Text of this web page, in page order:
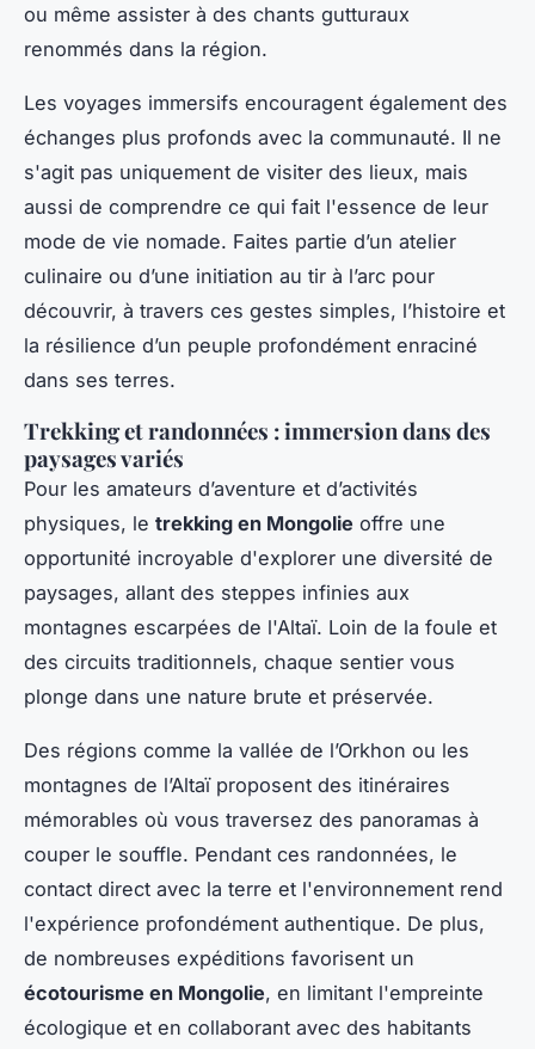
ou même assister à des chants gutturaux
renommés dans la région.
Les voyages immersifs encouragent également des
échanges plus profonds avec la communauté. Il ne
s'agit pas uniquement de visiter des lieux, mais
aussi de comprendre ce qui fait l'essence de leur
mode de vie nomade. Faites partie d’un atelier
culinaire ou d’une initiation au tir à l’arc pour
découvrir, à travers ces gestes simples, l’histoire et
la résilience d’un peuple profondément enraciné
dans ses terres.
Trekking et randonnées : immersion dans des
paysages variés
Pour les amateurs d’aventure et d’activités
physiques, le trekking en Mongolie offre une
opportunité incroyable d'explorer une diversité de
paysages, allant des steppes infinies aux
montagnes escarpées de l'Altaï. Loin de la foule et
des circuits traditionnels, chaque sentier vous
plonge dans une nature brute et préservée.
Des régions comme la vallée de l’Orkhon ou les
montagnes de l’Altaï proposent des itinéraires
mémorables où vous traversez des panoramas à
couper le souffle. Pendant ces randonnées, le
contact direct avec la terre et l'environnement rend
l'expérience profondément authentique. De plus,
de nombreuses expéditions favorisent un
écotourisme en Mongolie, en limitant l'empreinte
écologique et en collaborant avec des habitants